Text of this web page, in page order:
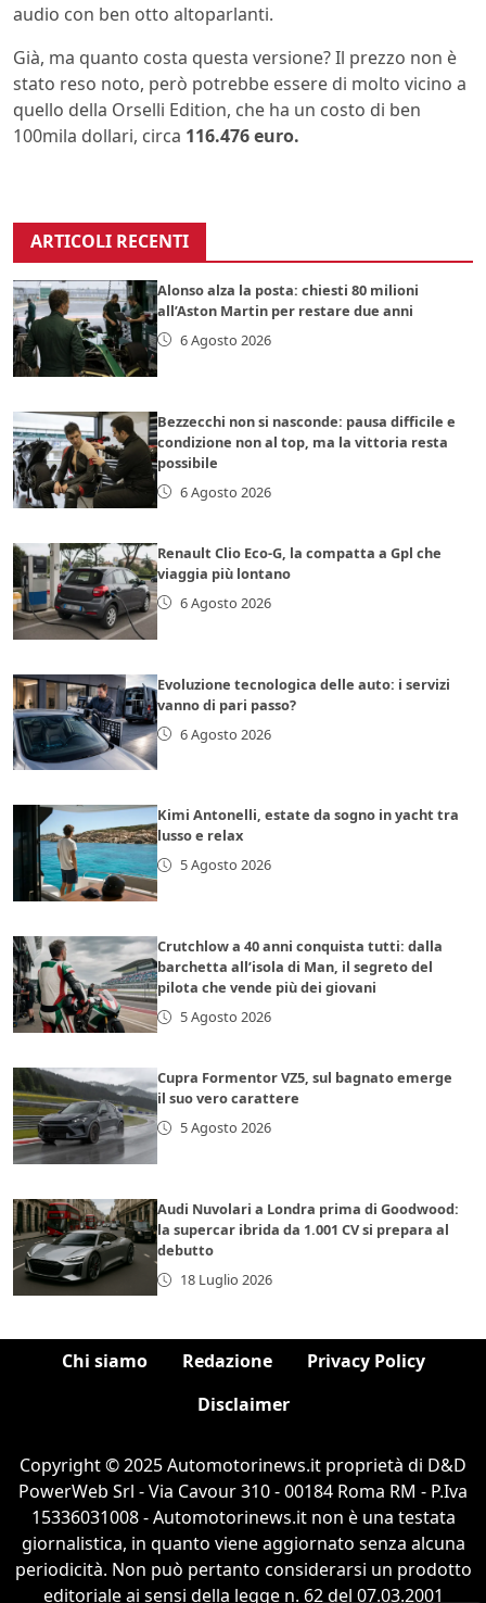
audio con ben otto altoparlanti.
Già, ma quanto costa questa versione? Il prezzo non è
stato reso noto, però potrebbe essere di molto vicino a
quello della Orselli Edition, che ha un costo di ben
100mila dollari, circa 116.476 euro.
ARTICOLI RECENTI
Alonso alza la posta: chiesti 80 milioni
all’Aston Martin per restare due anni
6 Agosto 2026
Bezzecchi non si nasconde: pausa difficile e
condizione non al top, ma la vittoria resta
possibile
6 Agosto 2026
Renault Clio Eco-G, la compatta a Gpl che
viaggia più lontano
6 Agosto 2026
Evoluzione tecnologica delle auto: i servizi
vanno di pari passo?
6 Agosto 2026
Kimi Antonelli, estate da sogno in yacht tra
lusso e relax
5 Agosto 2026
Crutchlow a 40 anni conquista tutti: dalla
barchetta all’isola di Man, il segreto del
pilota che vende più dei giovani
5 Agosto 2026
Cupra Formentor VZ5, sul bagnato emerge
il suo vero carattere
5 Agosto 2026
Audi Nuvolari a Londra prima di Goodwood:
la supercar ibrida da 1.001 CV si prepara al
debutto
18 Luglio 2026
Chi siamo Redazione
Privacy Policy
Disclaimer
Copyright © 2025 Automotorinews.it proprietà di D&D
PowerWeb Srl - Via Cavour 310 - 00184 Roma RM - P.Iva
15336031008 - Automotorinews.it non è una testata
giornalistica, in quanto viene aggiornato senza alcuna
periodicità. Non può pertanto considerarsi un prodotto
editoriale ai sensi della legge n. 62 del 07.03.2001